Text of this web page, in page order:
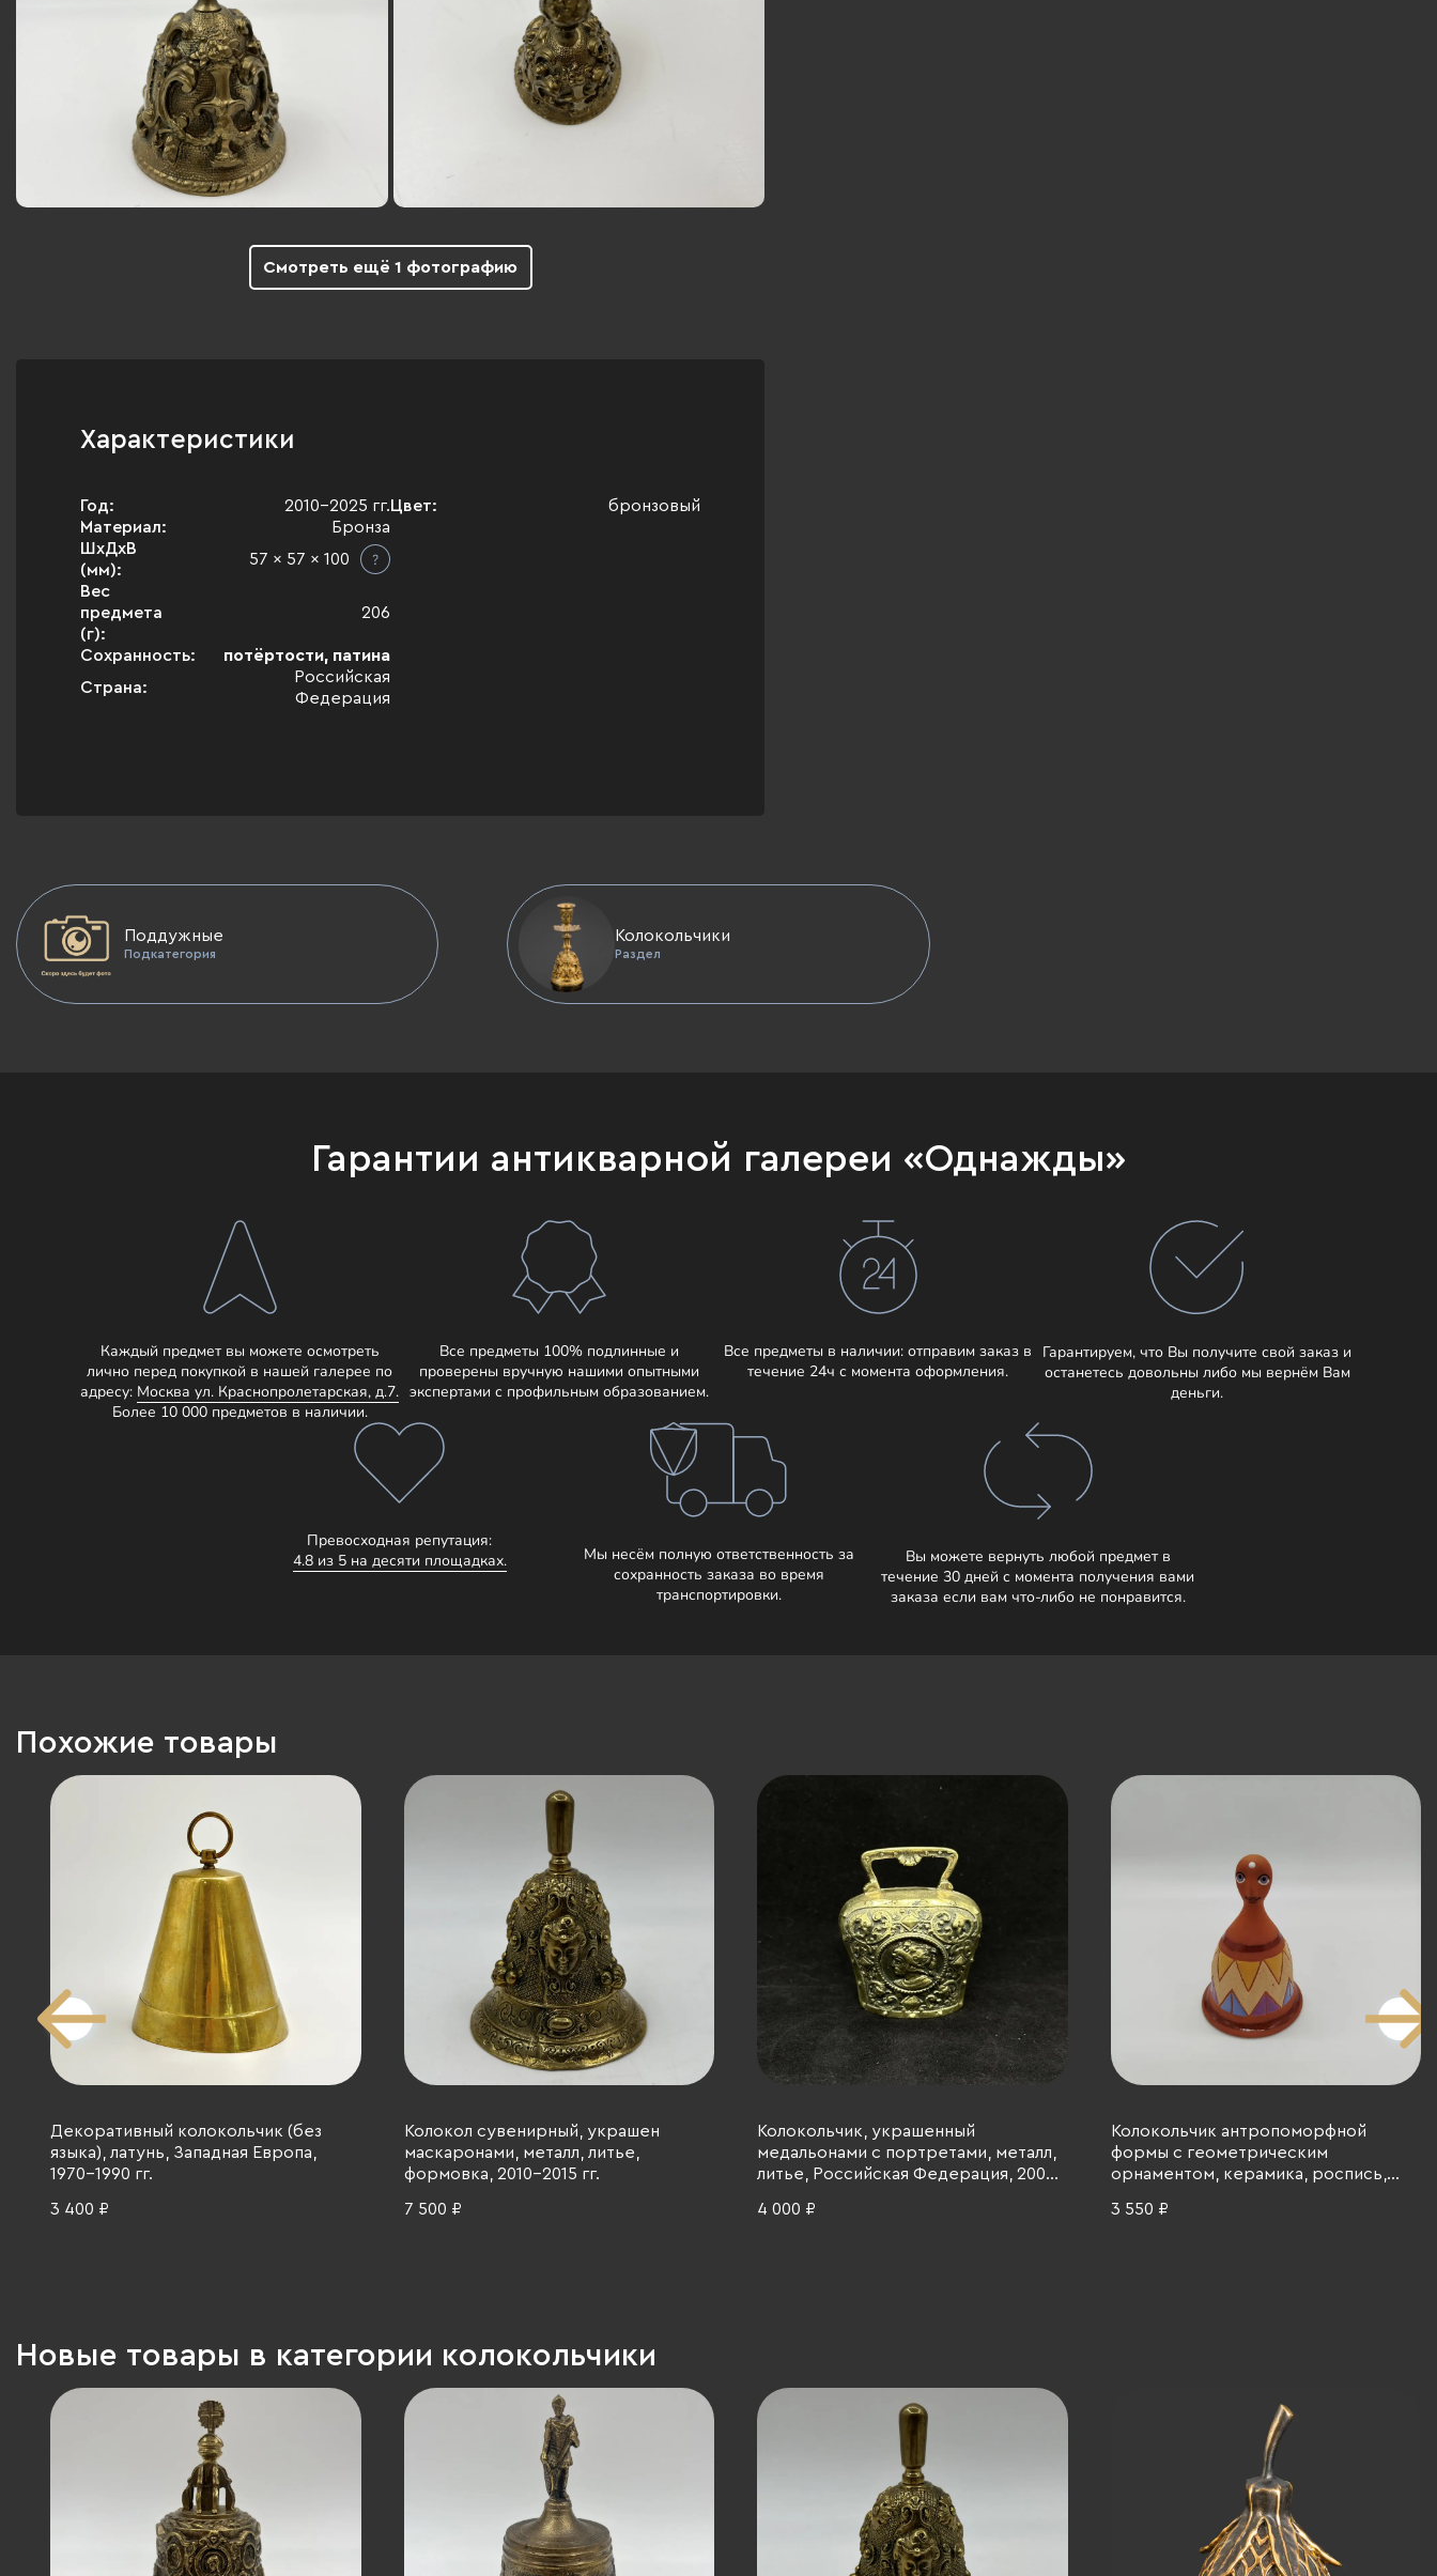
Смотреть ещё 1 фотографию
Характеристики
Год:
2010-2025 гг.
Материал:
Бронза
ШхДхВ
(мм):
57 x 57 x 100
Вес
предмета
(г):
206
Сохранность:
потёртости, патина
Страна:
Российская
Федерация
Цвет: бронзовый
Поддужные
Подкатегория
Колокольчики
Раздел
Гарантии антикварной галереи «Однажды»
Каждый предмет вы можете осмотреть
лично перед покупкой в нашей галерее по
адресу: Москва ул. Краснопролетарская, д.7.
Более 10 000 предметов в наличии.
Все предметы 100% подлинные и
проверены вручную нашими опытными
экспертами с профильным образованием.
Все предметы в наличии: отправим заказ в
течение 24ч с момента оформления.
Гарантируем, что Вы получите свой заказ и
останетесь довольны либо мы вернём Вам
деньги.
Превосходная репутация:
4.8 из 5 на десяти площадках.
Мы несём полную ответственность за
сохранность заказа во время
транспортировки.
Вы можете вернуть любой предмет в
течение 30 дней с момента получения вами
заказа если вам что-либо не понравится.
Похожие товары
Декоративный колокольчик (без
языка), латунь, Западная Европа,
1970-1990 гг.
3 400 ₽
Колокол сувенирный, украшен
маскаронами, металл, литье,
формовка, 2010-2015 гг.
7 500 ₽
Колокольчик, украшенный
медальонами с портретами, металл,
литье, Российская Федерация, 2000-
4 000 ₽
Колокольчик антропоморфной
формы с геометрическим
орнаментом, керамика, роспись,
3 550 ₽
Новые товары в категории колокольчики